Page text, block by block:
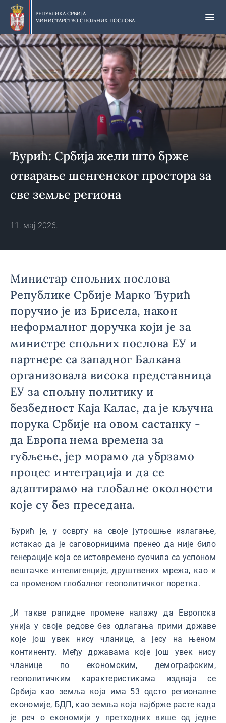
Прескочи
главни
део
садржаја
РЕПУБЛИКА СРБИЈА
МИНИСТАРСТВО СПОЉНИХ ПОСЛОВА
Ђурић: Србија жели што брже
отварање шенгенског простора за
све земље региона
11. мај 2026.
Министар спољних послова
Републике Србије Марко Ђурић
поручио је из Брисела, након
неформалног доручка који је за
министре спољних послова ЕУ и
партнере са западног Балкана
организовала висока представница
ЕУ за спољну политику и
безбедност Каја Калас, да је кључна
порука Србије на овом састанку -
да Европа нема времена за
губљење, јер морамо да убрзамо
процес интеграција и да се
адаптирамо на глобалне околности
које су без преседана.
Ђурић је, у осврту на своје јутрошње излагање,
истакао да је саговорницима пренео да није било
генерације која се истовремено суочила са успоном
вештачке интелигенције, друштвених мрежа, као и
са променом глобалног геополитичког поретка.
„И такве рапидне промене налажу да Европска
унија у своје редове без одлагања прими државе
које још увек нису чланице, а јесу на њеном
континенту. Међу државама које још увек нису
чланице по економским, демографским,
геополитичким карактеристикама издваја се
Србија као земља која има 53 одсто регионалне
економије, БДП, као земља која најбрже расте када
је реч о економији у претходних више од једне